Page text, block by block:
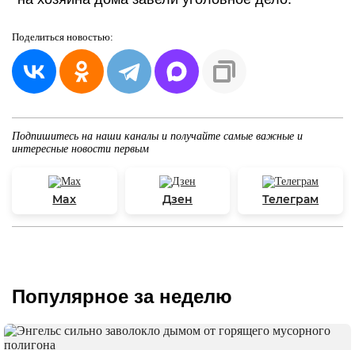
Поделиться новостью:
Подпишитесь на наши каналы и получайте самые важные и
интересные новости первым
Max Дзен Телеграм
Популярное за неделю